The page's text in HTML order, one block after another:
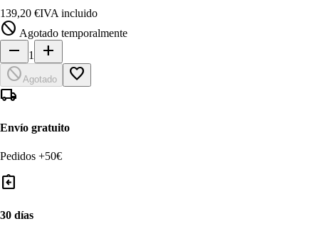
139,20 €IVA incluido
block Agotado temporalmente
remove 1
add
blockAgotado
favorite_border
local_shipping
Envío gratuito
Pedidos +50€
assignment_return
30 días